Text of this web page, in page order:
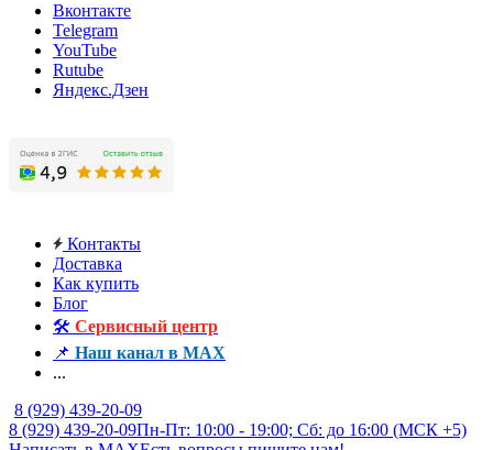
Вконтакте
Telegram
YouTube
Rutube
Яндекс.Дзен
Контакты
Доставка
Как купить
Блог
🛠️ Сервисный центр
📌 Наш канал в MAX
...
8 (929) 439-20-09
8 (929) 439-20-09Пн-Пт: 10:00 - 19:00; Сб: до 16:00 (МСК +5)